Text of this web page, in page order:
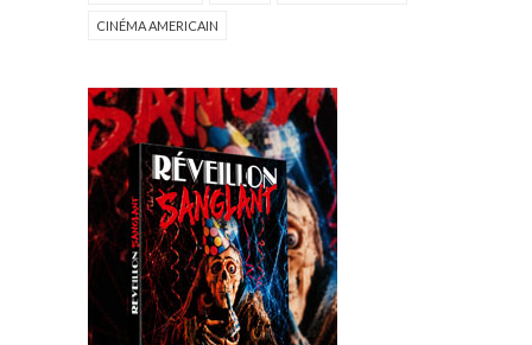
CINÉMA AMERICAIN